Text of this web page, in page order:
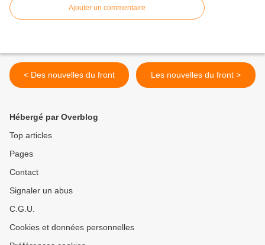
Ajouter un commentaire
< Des nouvelles du front Les nouvelles du front >
Hébergé par Overblog
Top articles
Pages
Contact
Signaler un abus
C.G.U.
Cookies et données personnelles